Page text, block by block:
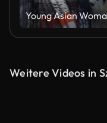
Weitere Videos in